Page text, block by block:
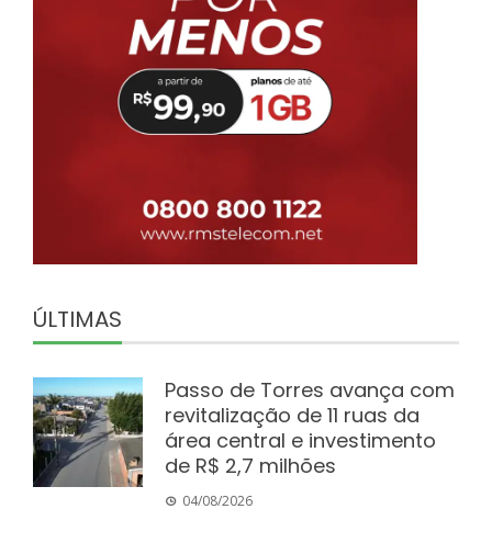
ÚLTIMAS
Passo de Torres avança com
revitalização de 11 ruas da
área central e investimento
de R$ 2,7 milhões
04/08/2026